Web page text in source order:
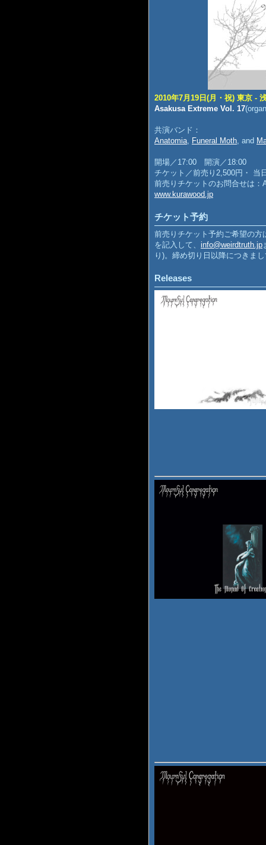
2010年7月19日(月・祝) 東京 -
Asakusa Extreme Vol. 17
共演バンド：
Anatomia, Funeral Moth, and
開場／17:00 開演／18:00
チケット／前売り2,500円・ 当
前売りチケットのお問合せは：
www.kurawood.jp
チケット予約
前売りチケット予約ご希望の
を記入して、 info@weirdtruth.jp
り)。締め切り日以降につきま
Releases